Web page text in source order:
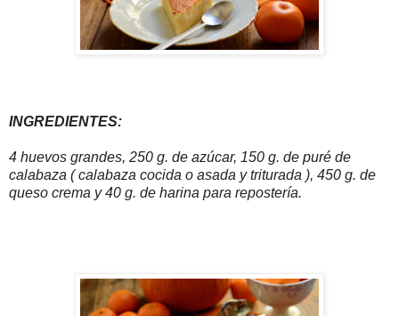
INGREDIENTES:
4 huevos grandes, 250 g. de azúcar, 150 g. de puré de
calabaza ( calabaza cocida o asada y triturada ), 450 g. de
queso crema y 40 g. de harina para repostería.